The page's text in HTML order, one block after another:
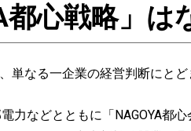
都心戦略」
単なる一企業の経営判断にとど
力などとともに「NAGOYA都